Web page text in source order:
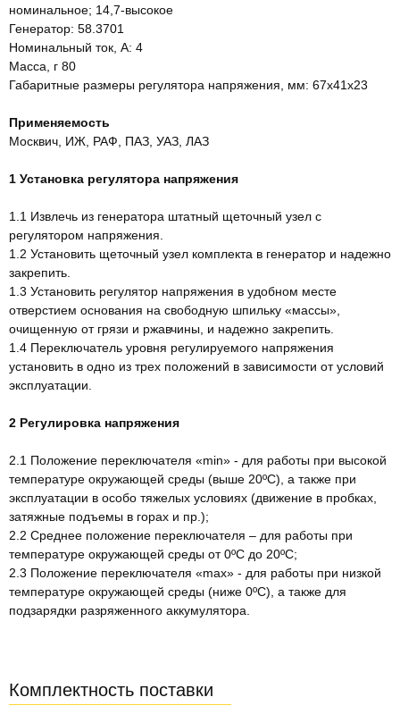
номинальное; 14,7-высокое
Генератор: 58.3701
Номинальный ток, А: 4
Масса, г 80
Габаритные размеры регулятора напряжения, мм: 67х41х23
Применяемость
Москвич, ИЖ, РАФ, ПАЗ, УАЗ, ЛАЗ
1 Установка регулятора напряжения
1.1 Извлечь из генератора штатный щеточный узел с
регулятором напряжения.
1.2 Установить щеточный узел комплекта в генератор и надежно
закрепить.
1.3 Установить регулятор напряжения в удобном месте
отверстием основания на свободную шпильку «массы»,
очищенную от грязи и ржавчины, и надежно закрепить.
1.4 Переключатель уровня регулируемого напряжения
установить в одно из трех положений в зависимости от условий
эксплуатации.
2 Регулировка напряжения
2.1 Положение переключателя «min» - для работы при высокой
температуре окружающей среды (выше 20ºС), а также при
эксплуатации в особо тяжелых условиях (движение в пробках,
затяжные подъемы в горах и пр.);
2.2 Среднее положение переключателя – для работы при
температуре окружающей среды от 0ºС до 20ºС;
2.3 Положение переключателя «max» - для работы при низкой
температуре окружающей среды (ниже 0ºС), а также для
подзарядки разряженного аккумулятора.
Комплектность поставки